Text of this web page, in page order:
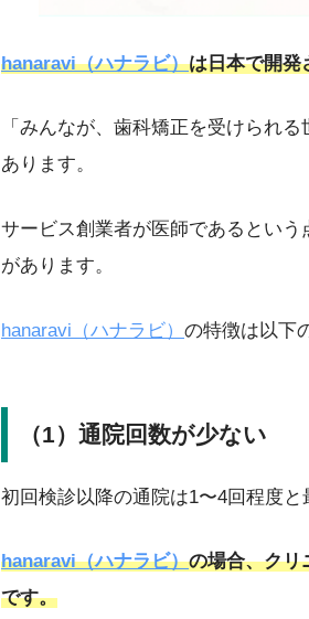
hanaravi（ハナラビ）は日本で開発
「みんなが、歯科矯正を受けられ
あります。
サービス創業者が医師であるとい
があります。
hanaravi（ハナラビ） の特徴は以下
（1）通院回数が少ない
初回検診以降の通院は1〜4回程度と
hanaravi（ハナラビ）の場合、クリ
です。